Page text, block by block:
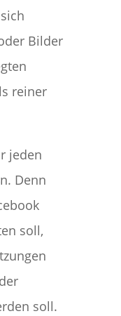
Bilder
reiner
jeden
Denn
soll,
soll.